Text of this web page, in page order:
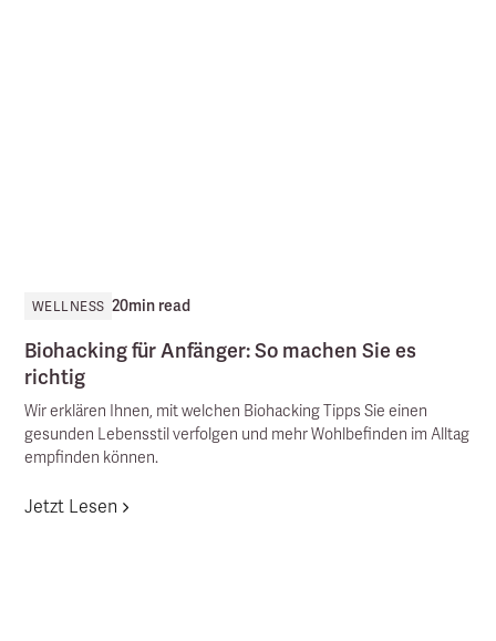
WELLNESS 20min read
Biohacking für Anfänger: So machen Sie es
richtig
Wir erklären Ihnen, mit welchen Biohacking Tipps Sie einen
gesunden Lebensstil verfolgen und mehr Wohlbefinden im Alltag
empfinden können.
Jetzt Lesen